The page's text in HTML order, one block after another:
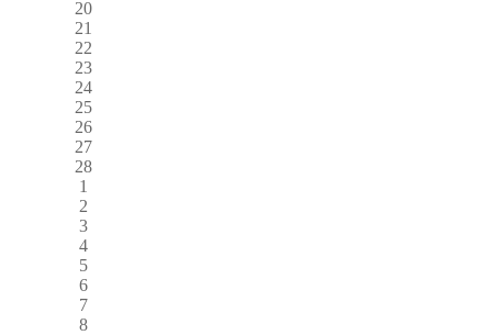
20
21
22
23
24
25
26
27
28
1
2
3
4
5
6
7
8